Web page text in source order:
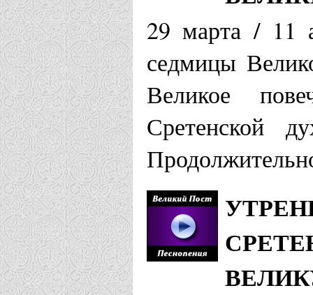
29 марта / 11
седмицы
Великое
Сретенской